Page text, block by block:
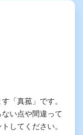
「真菰」です。
い点や間違って
してください。